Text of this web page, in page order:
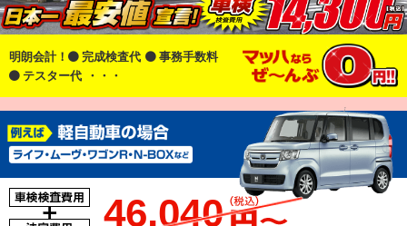
明朗会計！ 完成検査代
事務手数料
テスター代
・・・
46,040